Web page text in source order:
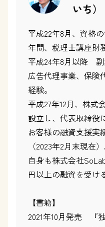
いち）
平成22年8月、資格
年間、税理士講座財
平成24年8月以降
広告代理事業、保険
経験。
平成27年12月、株式
設立し、代表取締役
お客様の融資支援実
（2023年2月末現在）
自身も株式会社
円以上の融資を受け
【書籍】
2021年10月発売 『